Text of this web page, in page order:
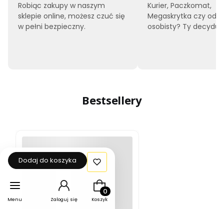
Robiąc zakupy w naszym
sklepie online, możesz czuć się
w pełni bezpieczny.
Kurier, Paczkomat,
Megaskrytka czy
osobisty? Ty
Bestsellery
Dodaj do koszyka
Menu Zaloguj się
Produkty w koszyku: 0. Zobacz
Koszyk